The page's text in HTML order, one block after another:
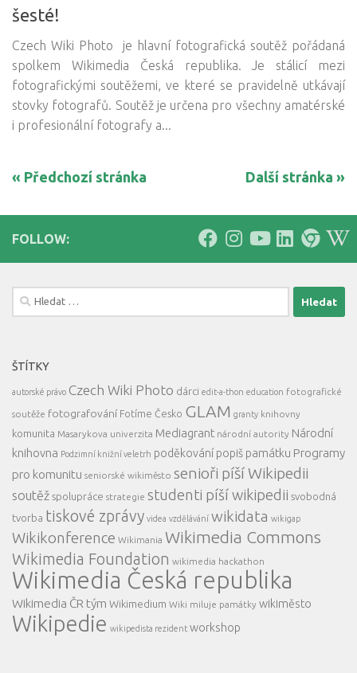
šesté!
Czech Wiki Photo je hlavní fotografická soutěž pořádaná
spolkem Wikimedia Česká republika. Je stálicí mezi
fotografickými soutěžemi, ve které se pravidelně utkávají
stovky fotografů. Soutěž je určena pro všechny amatérské
i profesionální fotografy a...
« Předchozí stránka Další stránka »
FOLLOW:
Vyhledávání
ŠTÍTKY
autorské právo Czech Wiki Photo dárci edit-a-thon education fotografické
soutěže fotografování Fotíme Česko GLAM granty knihovny
komunita Masarykova univerzita Mediagrant národní autority Národní
knihovna Podzimní knižní veletrh poděkování popiš památku Programy
pro komunitu seniorské wikiměsto senioři píší Wikipedii
soutěž spolupráce strategie studenti píší wikipedii svobodná
tvorba tiskové zprávy videa vzdělávání wikidata wikigap
Wikikonference Wikimania Wikimedia Commons
Wikimedia Foundation wikimedia hackathon
Wikimedia Česká republika
Wikimedia ČR tým Wikimedium Wiki miluje památky wikiměsto
Wikipedie wikipedista rezident workshop